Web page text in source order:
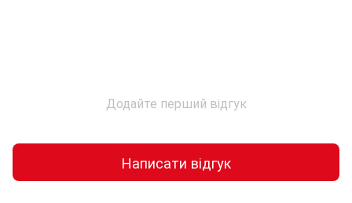
Додайте перший відгук
Написати відгук